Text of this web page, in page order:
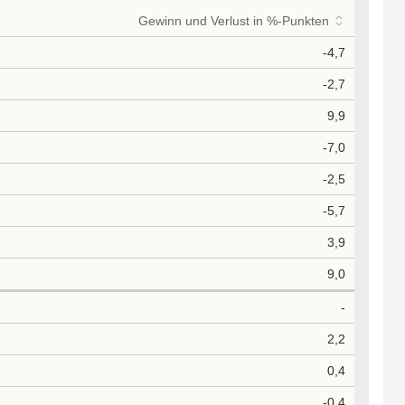
Gewinn und Verlust in %-Punkten
-4,7
-2,7
9,9
-7,0
-2,5
-5,7
3,9
9,0
-
2,2
0,4